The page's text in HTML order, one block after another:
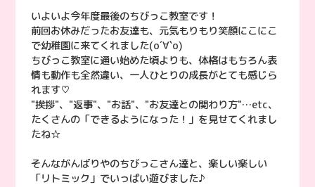
いよいよ今年度最後のちびっこ教室です！
前回お休みだったお友達も、元気もりもり笑顔にこにこ
で幼稚園に来てくれました(о´∀`о)
ちびっこ教室に通い始めた頃よりも、体格はもちろん表
情も動作も全然違い、一人ひとりの成長がとても感じら
れます♡
"挨拶"、"返事"、"お話"、"お友達との関わり方"…etc、
たくさんの「できるようになった！」を見せてくれまし
たね☆
そんながんばりやのちびっこさん達と、楽しい楽しい
「リトミック」でいっぱい遊びました♪